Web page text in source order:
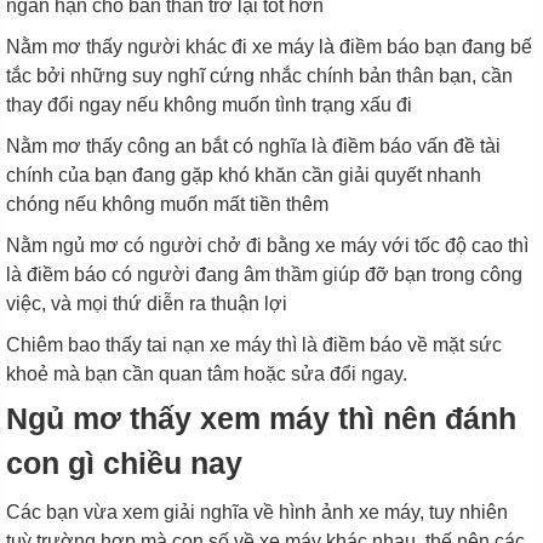
ngắn hạn cho bản thân trở lại tốt hơn
Nằm mơ thấy người khác đi xe máy là điềm báo bạn đang bế
tắc bởi những suy nghĩ cứng nhắc chính bản thân bạn, cần
thay đổi ngay nếu không muốn tình trạng xấu đi
Nằm mơ thấy công an bắt có nghĩa là điềm báo vấn đề tài
chính của bạn đang gặp khó khăn cần giải quyết nhanh
chóng nếu không muốn mất tiền thêm
Nằm ngủ mơ có người chở đi bằng xe máy với tốc độ cao thì
là điềm báo có người đang âm thầm giúp đỡ bạn trong công
việc, và mọi thứ diễn ra thuận lợi
Chiêm bao thấy tai nạn xe máy thì là điềm báo về mặt sức
khoẻ mà bạn cần quan tâm hoặc sửa đổi ngay.
Ngủ mơ thấy xem máy thì nên đánh
con gì chiều nay
Các bạn vừa xem giải nghĩa về hình ảnh xe máy, tuy nhiên